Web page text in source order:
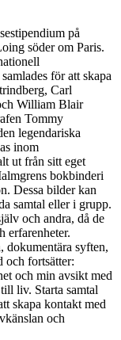
på
söder om Paris.
för att skapa
Carl
William Blair
Tommy
legendariska
inom
ut från sitt eget
bokbinderi
Dessa bilder kan
samtal eller i grupp.
och andra, då de
erfarenheter.
dokumentära syften,
och fortsätter:
och min avsikt med
liv. Starta samtal
skapa kontakt med
och